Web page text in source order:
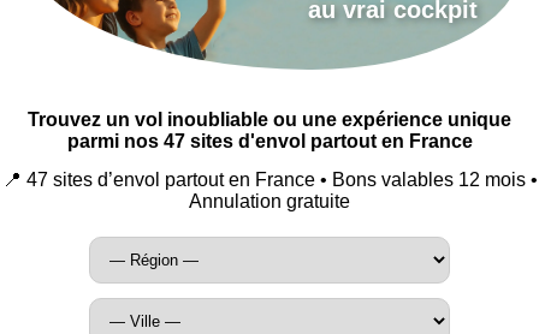
au vrai cockpit
Trouvez un vol inoubliable ou une expérience unique
parmi nos 47 sites d'envol partout en France
📍 47 sites d’envol partout en France • Bons valables 12 mois •
Annulation gratuite